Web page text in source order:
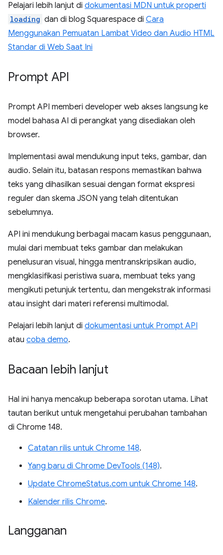
Pelajari lebih lanjut di dokumentasi MDN untuk properti
loading dan di blog Squarespace di Cara
Menggunakan Pemuatan Lambat Video dan Audio HTML
Standar di Web Saat Ini
Prompt API
Prompt API memberi developer web akses langsung ke
model bahasa AI di perangkat yang disediakan oleh
browser.
Implementasi awal mendukung input teks, gambar, dan
audio. Selain itu, batasan respons memastikan bahwa
teks yang dihasilkan sesuai dengan format ekspresi
reguler dan skema JSON yang telah ditentukan
sebelumnya.
API ini mendukung berbagai macam kasus penggunaan,
mulai dari membuat teks gambar dan melakukan
penelusuran visual, hingga mentranskripsikan audio,
mengklasifikasi peristiwa suara, membuat teks yang
mengikuti petunjuk tertentu, dan mengekstrak informasi
atau insight dari materi referensi multimodal.
Pelajari lebih lanjut di dokumentasi untuk Prompt API
atau coba demo.
Bacaan lebih lanjut
Hal ini hanya mencakup beberapa sorotan utama. Lihat
tautan berikut untuk mengetahui perubahan tambahan
di Chrome 148.
Catatan rilis untuk Chrome 148.
Yang baru di Chrome DevTools (148).
Update ChromeStatus.com untuk Chrome 148.
Kalender rilis Chrome.
Langganan